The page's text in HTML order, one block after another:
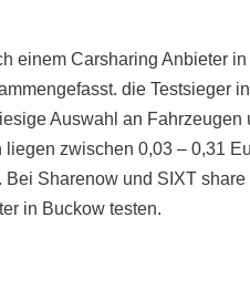
einem Carsharing Anbieter
die Testsieger
Auswahl an
liegen zwischen 0,03 – 0,31
Bei Sharenow und SIXT
in Buckow testen.